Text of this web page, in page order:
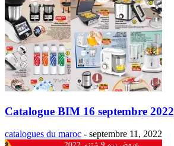
Catalogue BIM 16 septembre 2022
catalogues du maroc - septembre 11, 2022